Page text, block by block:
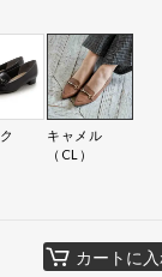
キャメル
（CL）
カートに入